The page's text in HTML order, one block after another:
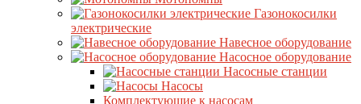
Газонокосилки
электрические
Навесное оборудование
Насосное оборудование
Насосные станции
Насосы
Комплектующие к насосам